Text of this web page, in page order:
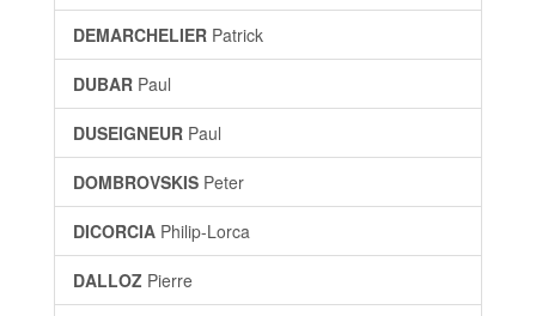
DEMARCHELIER Patrick
DUBAR Paul
DUSEIGNEUR Paul
DOMBROVSKIS Peter
DICORCIA Philip-Lorca
DALLOZ Pierre